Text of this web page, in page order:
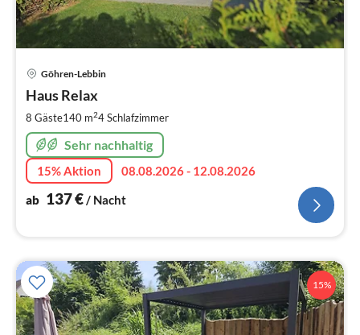
Göhren-Lebbin
Haus Relax
8 Gäste140 m24Schlafzimmer
Sehr nachhaltig
15% Aktion
08.08.2026 - 12.08.2026
ab 137€/ Nacht
15%